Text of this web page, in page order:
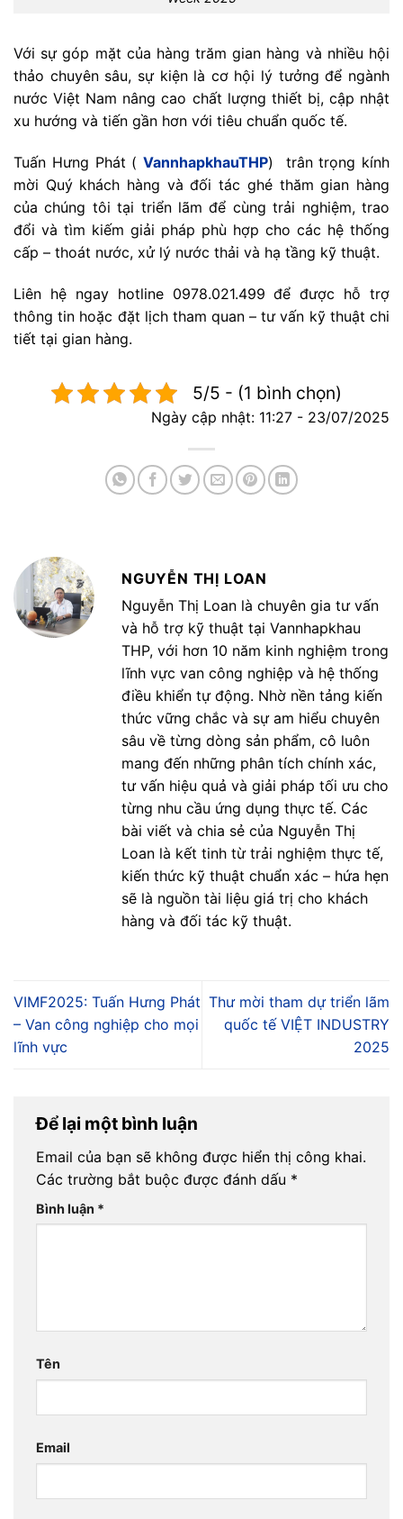
Với sự góp mặt của hàng trăm gian hàng và nhiều hội
thảo chuyên sâu, sự kiện là cơ hội lý tưởng để ngành
nước Việt Nam nâng cao chất lượng thiết bị, cập nhật
xu hướng và tiến gần hơn với tiêu chuẩn quốc tế.
Tuấn Hưng Phát ( VannhapkhauTHP) trân trọng kính
mời Quý khách hàng và đối tác ghé thăm gian hàng
của chúng tôi tại triển lãm để cùng trải nghiệm, trao
đổi và tìm kiếm giải pháp phù hợp cho các hệ thống
cấp – thoát nước, xử lý nước thải và hạ tầng kỹ thuật.
Liên hệ ngay hotline 0978.021.499 để được hỗ trợ
thông tin hoặc đặt lịch tham quan – tư vấn kỹ thuật chi
tiết tại gian hàng.
5/5 - (1 bình chọn)
Ngày cập nhật: 11:27 - 23/07/2025
NGUYỄN THỊ LOAN
Nguyễn Thị Loan là chuyên gia tư vấn
và hỗ trợ kỹ thuật tại Vannhapkhau
THP, với hơn 10 năm kinh nghiệm trong
lĩnh vực van công nghiệp và hệ thống
điều khiển tự động. Nhờ nền tảng kiến
thức vững chắc và sự am hiểu chuyên
sâu về từng dòng sản phẩm, cô luôn
mang đến những phân tích chính xác,
tư vấn hiệu quả và giải pháp tối ưu cho
từng nhu cầu ứng dụng thực tế. Các
bài viết và chia sẻ của Nguyễn Thị
Loan là kết tinh từ trải nghiệm thực tế,
kiến thức kỹ thuật chuẩn xác – hứa hẹn
sẽ là nguồn tài liệu giá trị cho khách
hàng và đối tác kỹ thuật.
VIMF2025: Tuấn Hưng Phát
– Van công nghiệp cho mọi
lĩnh vực
Thư mời tham dự triển lãm
quốc tế VIỆT INDUSTRY
2025
Để lại một bình luận
Email của bạn sẽ không được hiển thị công khai.
Các trường bắt buộc được đánh dấu *
Bình luận *
Tên
Email